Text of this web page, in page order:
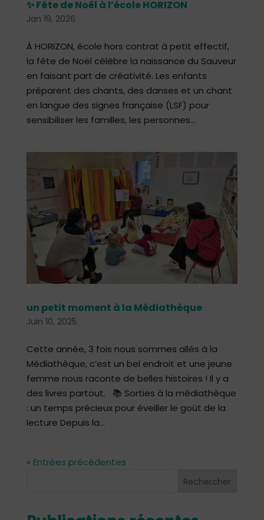
✨ Fête de Noël à l’école HORIZON
Jan 19, 2026
À HORIZON, école hors contrat à petit effectif,
la fête de Noël célèbre la naissance du Sauveur
en faisant part de créativité. Les enfants
préparent des chants, des danses et un chant
en langue des signes française (LSF) pour
sensibiliser les familles, les personnes...
un petit moment à la Médiathèque
Juin 10, 2025
Cette année, 3 fois nous sommes allés à la
Médiathèque, c’est un bel endroit et une jeune
femme nous raconte de belles histoires ! Il y a
des livres partout. 📚 Sorties à la médiathèque
: un temps précieux pour éveiller le goût de la
lecture Depuis la...
« Entrées précédentes
Rechercher